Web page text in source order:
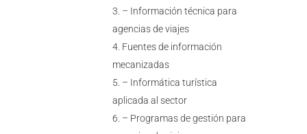
– Información técnica para
agencias de viajes
Fuentes de información
mecanizadas
– Informática turística
aplicada al sector
– Programas de gestión para